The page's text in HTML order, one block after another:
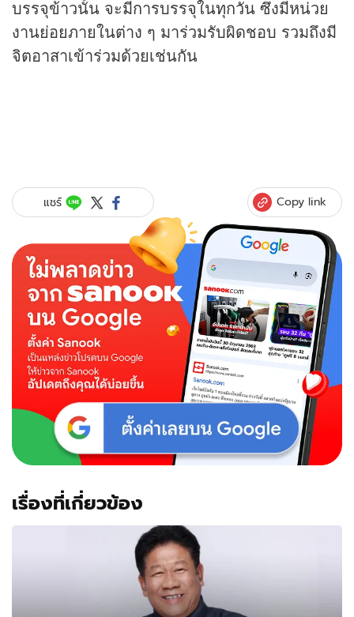
บรรจุข้าวนั้น จะมีการบรรจุในทุกวัน ซึ่งมีหน่วย
งานย่อยภายในต่าง ๆ มาร่วมรับผิดชอบ รวมถึงมี
จิตอาสาเข้าร่วมด้วยเช่นกัน
แชร์ Copy link
เรื่องที่เกี่ยวข้อง